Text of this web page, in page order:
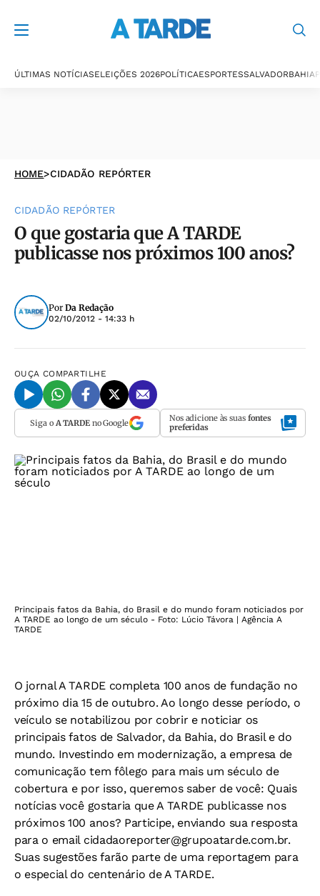
ÚLTIMAS NOTÍCIASELEIÇÕES 2026POLÍTICAESPORTESSALVADORBAHIA
HOME>CIDADÃO REPÓRTER
CIDADÃO REPÓRTER
O que gostaria que A TARDE
publicasse nos próximos 100 anos?
Por Da Redação
02/10/2012 - 14:33 h
OUÇA COMPARTILHE
Siga o A TARDEno Google Nos adicione às suas fontes
preferidas
Principais fatos da Bahia, do Brasil e do mundo foram noticiados por
A TARDE ao longo de um século - Foto: Lúcio Távora | Agência A
TARDE
O jornal A TARDE completa 100 anos de fundação no
próximo dia 15 de outubro. Ao longo desse período, o
veículo se notabilizou por cobrir e noticiar os
principais fatos de Salvador, da Bahia, do Brasil e do
mundo. Investindo em modernização, a empresa de
comunicação tem fôlego para mais um século de
cobertura e por isso, queremos saber de você: Quais
notícias você gostaria que A TARDE publicasse nos
próximos 100 anos? Participe, enviando sua resposta
para o email cidadaoreporter@grupoatarde.com.br.
Suas sugestões farão parte de uma reportagem para
o especial do centenário de A TARDE.